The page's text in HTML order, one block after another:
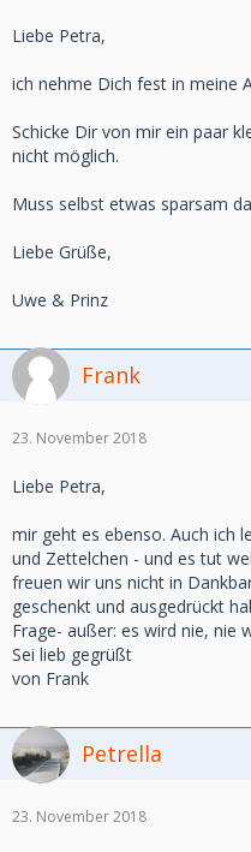
Liebe Petra,
ich nehme Dich fest in meine
Schicke Dir von mir ein paar
nicht möglich.
Muss selbst etwas sparsam
Liebe Grüße,
Uwe & Prinz
Frank
23. November 2018
Liebe Petra,
mir geht es ebenso. Auch ich
und Zettelchen - und es tut
freuen wir uns nicht in
geschenkt und ausgedrückt
Frage- außer: es wird nie, nie
Sei lieb gegrüßt
von Frank
Petrella
23. November 2018